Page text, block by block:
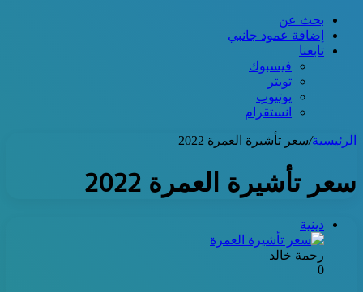
بحث عن
إضافة عمود جانبي
تابعنا
فيسبوك
تويتر
يوتيوب
انستقرام
الرئيسية/سعر تأشيرة العمرة 2022
سعر تأشيرة العمرة 2022
دينية
رحمة خالد
0